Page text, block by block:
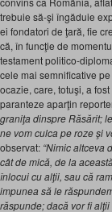
trebuie să-şi îngăduie
ei fondatori de ţară, fie
că, în funcţie de
testament politico-
cele mai semnificative
ocazie, care, totuşi, a
paranteze aparţin
graniţa dinspre Răsărit;
ne vom culca pe roze şi
observat: “Nimic altceva
cât de mică, de la
înlocui cu alţii, sau că
impunea să le
răspunde; dacă vor fi